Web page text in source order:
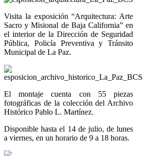
Visita la exposición “Arquitectura: Arte
Sacro y Misional de Baja California” en
el interior de la Dirección de Seguridad
Pública, Policía Preventiva y Tránsito
Municipal de La Paz.
El montaje cuenta con 55 piezas
fotográficas de la colección del Archivo
Histórico Pablo L. Martínez.
Disponible hasta el 14 de julio, de lunes
a viernes, en un horario de 9 a 18 horas.